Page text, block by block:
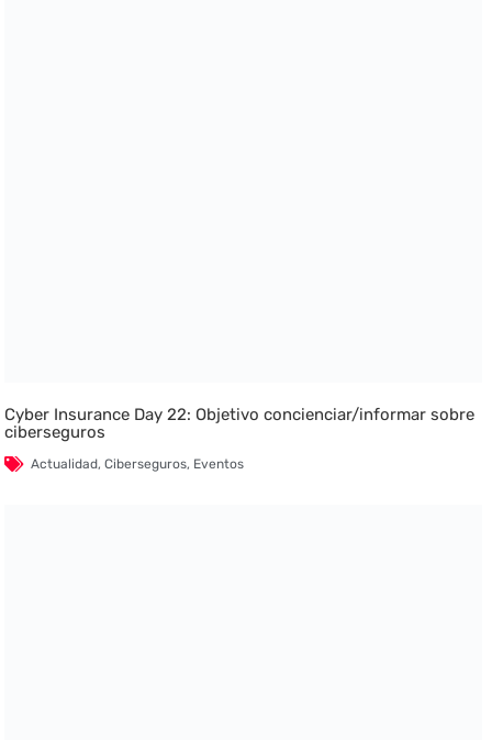
Cyber Insurance Day 22: Objetivo concienciar/informar sobre
ciberseguros
Actualidad,Ciberseguros, Eventos